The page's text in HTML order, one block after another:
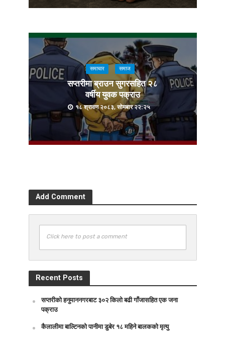
समाचार समाज
सप्तरीमा ब्राउन सुगरसहित २८
वर्षीय युवक पक्राउ
१८ श्रावण २०८३, सोमबार २२:२५
Add Comment
Click here to post a comment
Recent Posts
सप्तरीको हनुमाननगरबाट ३०२ किलो बढी गाँजासहित एक जना
पक्राउ
कैलालीमा बाल्टिनको पानीमा डुबेर १८ महिने बालकको मृत्यु